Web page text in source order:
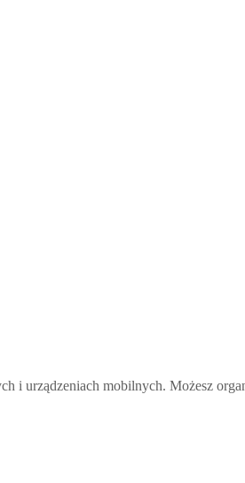
i urządzeniach mobilnych. Możesz